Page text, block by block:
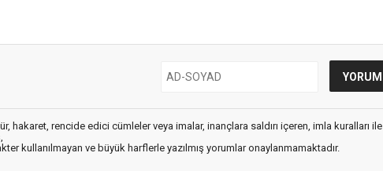
hakaret, rencide edici cümleler veya imalar, inançlara saldırı içeren, imla kuralları ile
kullanılmayan ve büyük harflerle yazılmış yorumlar onaylanmamaktadır.